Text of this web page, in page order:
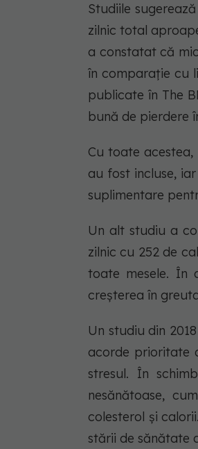
Studiile
zilnic total
a constatat că
în comparație cu
publicate în The
bună de pierdere
Cu toate
au fost incluse,
suplimentare
Un alt studiu a
zilnic cu 252 de
toate mesele. În
creșterea în
Un studiu din
acorde prioritate
stresul. În
nesănătoase,
colesterol și
stării de sănătate